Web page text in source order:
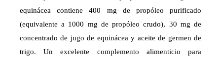
equinácea contiene 400 mg de propóleo purificado
(equivalente a 1000 mg de propóleo crudo), 30 mg de
concentrado de jugo de equinácea y aceite de germen de
trigo. Un excelente complemento alimenticio para